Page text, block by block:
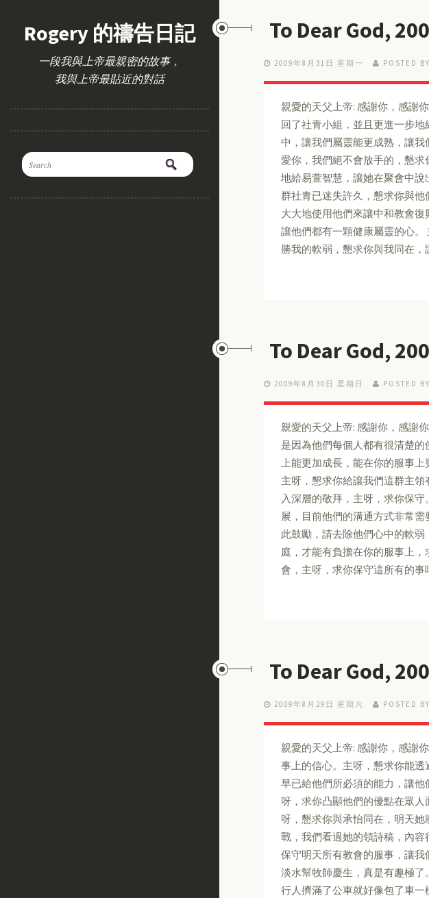
Rogery 的禱告日記
一段我與上帝最親密的故事，
我與上帝最貼近的對話
To Dear God,
2009年8月31日 星期一 POSTED
親愛的天父上帝: 感謝你，感謝
回了社青小組，並且更進一步
中，讓我們屬靈能更成熟，讓
愛你，我們絕不會放手的，懇
地給易萱智慧，讓她在聚會中
群社青已迷失許久，懇求你與
大大地使用他們來讓中和教會
讓他們都有一顆健康屬靈的心
勝我的軟弱，懇求你與我同在，
To Dear God,
2009年8月30日 星期日 POSTED
親愛的天父上帝: 感謝你，感謝
是因為他們每個人都有很清楚
上能更加成長，能在你的服事上
主呀，懇求你給讓我們這群主
入深層的敬拜，主呀，求你保
展，目前他們的溝通方式非常
此鼓勵，請去除他們心中的軟
庭，才能有負擔在你的服事上
會，主呀，求你保守這所有的事
To Dear God,
2009年8月29日 星期六 POSTED
親愛的天父上帝: 感謝你，感謝
事上的信心。主呀，懇求你能
早已給他們所必須的能力，讓
呀，求你凸顯他們的優點在眾
呀，懇求你與承怡同在，明天
戰，我們看過她的領詩稿，內
保守明天所有教會的服事，讓
淡水幫牧師慶生，真是有趣極
行人擠滿了公車就好像包了車一